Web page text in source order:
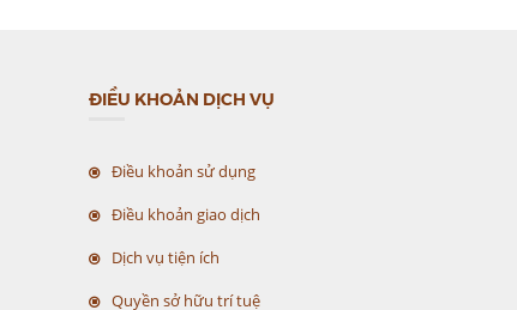
ĐIỀU KHOẢN DỊCH VỤ
Điều khoản sử dụng
Điều khoản giao dịch
Dịch vụ tiện ích
Quyền sở hữu trí tuệ